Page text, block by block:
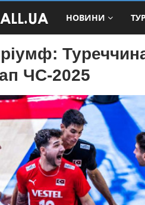
НОВИНИ
ЧС-2025